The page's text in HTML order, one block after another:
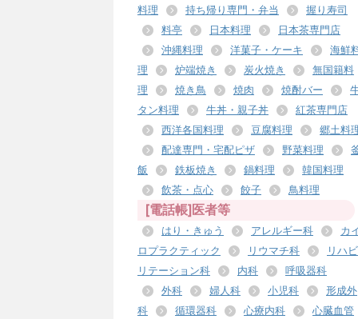
料理
持ち帰り専門・弁当
握り寿司
料亭
日本料理
日本茶専門店
沖縄料理
洋菓子・ケーキ
海鮮
理
炉端焼き 炭火焼き
無国籍料
理
焼き鳥 焼肉 焼酎バー
タン料理
牛丼・親子丼
紅茶専門店
西洋各国料理
豆腐料理
郷土料
配達専門・宅配ピザ
野菜料理
飯
鉄板焼き 鍋料理
韓国料理
飲茶・点心
餃子 鳥料理
[電話帳]医者等
はり・きゅう アレルギー科
カ
ロプラクティック
リウマチ科
リハビ
リテーション科
内科
呼吸器科
外科
婦人科 小児科
形成外
科
循環器科 心療内科
心臓血管